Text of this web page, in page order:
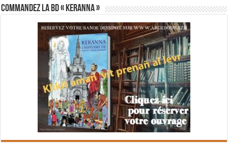
Commandez la BD « Keranna »